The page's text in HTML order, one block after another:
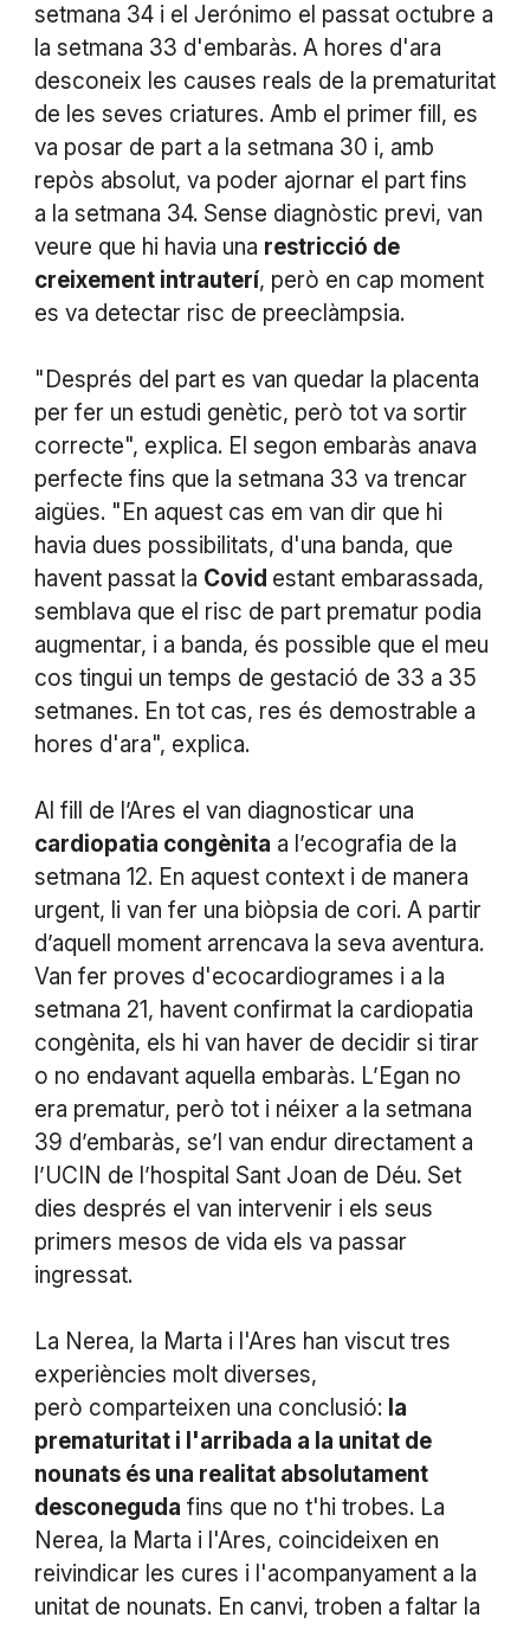
setmana 34 i el Jerónimo el passat octubre a
la setmana 33 d'embaràs. A hores d'ara
desconeix les causes reals de la prematuritat
de les seves criatures. Amb el primer fill, es
va posar de part a la setmana 30 i, amb
repòs absolut, va poder ajornar el part fins
a la setmana 34. Sense diagnòstic previ, van
veure que hi havia una restricció de
creixement intrauterí, però en cap moment
es va detectar risc de preeclàmpsia.
"Després del part es van quedar la placenta
per fer un estudi genètic, però tot va sortir
correcte", explica. El segon embaràs anava
perfecte fins que la setmana 33 va trencar
aigües. "En aquest cas em van dir que hi
havia dues possibilitats, d'una banda, que
havent passat la Covid estant embarassada,
semblava que el risc de part prematur podia
augmentar, i a banda, és possible que el meu
cos tingui un temps de gestació de 33 a 35
setmanes. En tot cas, res és demostrable a
hores d'ara", explica.
Al fill de l’Ares el van diagnosticar una
cardiopatia congènita a l’ecografia de la
setmana 12. En aquest context i de manera
urgent, li van fer una biòpsia de cori. A partir
d’aquell moment arrencava la seva aventura.
Van fer proves d'ecocardiogrames i a la
setmana 21, havent confirmat la cardiopatia
congènita, els hi van haver de decidir si tirar
o no endavant aquella embaràs. L’Egan no
era prematur, però tot i néixer a la setmana
39 d’embaràs, se’l van endur directament a
l’UCIN de l’hospital Sant Joan de Déu. Set
dies després el van intervenir i els seus
primers mesos de vida els va passar
ingressat.
La Nerea, la Marta i l'Ares han viscut tres
experiències molt diverses,
però comparteixen una conclusió: la
prematuritat i l'arribada a la unitat de
nounats és una realitat absolutament
desconeguda fins que no t'hi trobes. La
Nerea, la Marta i l'Ares, coincideixen en
reivindicar les cures i l'acompanyament a la
unitat de nounats. En canvi, troben a faltar la